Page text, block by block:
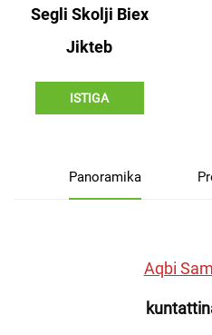
Segli Skolji Biex
Jikteb
ISTIGA
Panoramika
Aqbi